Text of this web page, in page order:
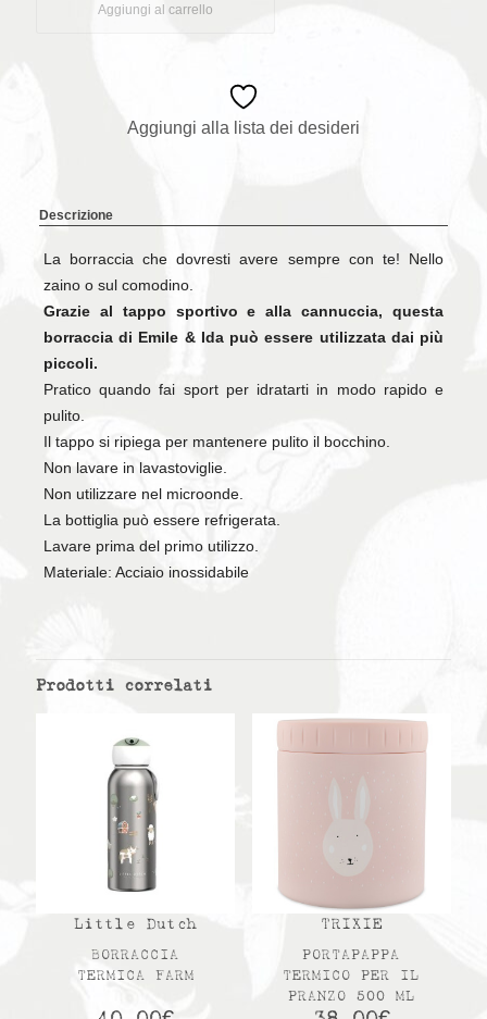
Aggiungi al carrello
Aggiungi alla lista dei desideri
Descrizione
La borraccia che dovresti avere sempre con te! Nello
zaino o sul comodino.
Grazie al tappo sportivo e alla cannuccia, questa
borraccia di Emile & Ida può essere utilizzata dai più
piccoli.
Pratico quando fai sport per idratarti in modo rapido e
pulito.
Il tappo si ripiega per mantenere pulito il bocchino.
Non lavare in lavastoviglie.
Non utilizzare nel microonde.
La bottiglia può essere refrigerata.
Lavare prima del primo utilizzo.
Materiale: Acciaio inossidabile
Prodotti correlati
Little Dutch
BORRACCIA
TERMICA FARM
TRIXIE
PORTAPAPPA
TERMICO PER IL
PRANZO 500 ML